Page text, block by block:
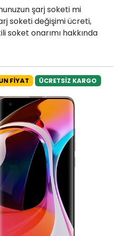
şarj soketi mi
soketi değişimi ücreti,
soket onarımı hakkında
FİYAT ÜCRETSİZ KARGO